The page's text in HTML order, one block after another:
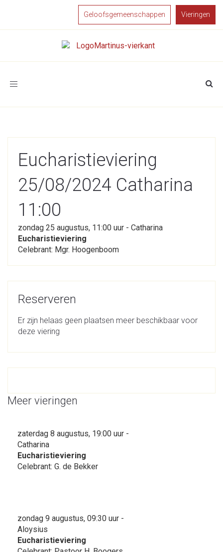
Geloofsgemeenschappen Vieringen
Toggle
Eucharistieviering
25/08/2024 Catharina
11:00
zondag 25 augustus, 11:00 uur - Catharina
Eucharistieviering
Celebrant: Mgr. Hoogenboom
Reserveren
Er zijn helaas geen plaatsen meer beschikbaar voor
deze viering
Meer vieringen
zaterdag 8 augustus, 19:00 uur -
Catharina
Eucharistieviering
Celebrant: G. de Bekker
zondag 9 augustus, 09:30 uur -
Aloysius
Eucharistieviering